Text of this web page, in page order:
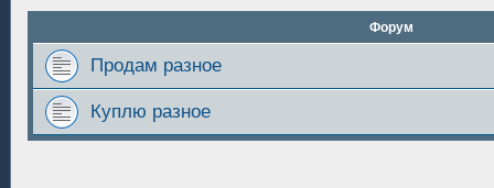
Форум
Продам разное
Куплю разное